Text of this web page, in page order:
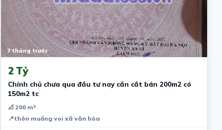
7 tháng trước
2 Tỷ
Chính chủ chưa qua đầu tư nay cần cắt bán 200m2 có
150m2 tc
📐 200 m²
📍thôn muồng voi xã vân hòa